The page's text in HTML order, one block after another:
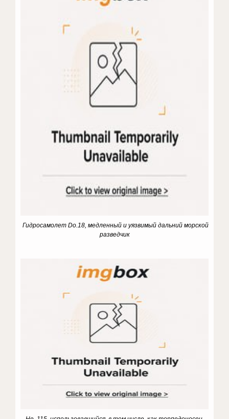
Гидросамолет Do.18, медленный и уязвимый дальний морской
разведчик